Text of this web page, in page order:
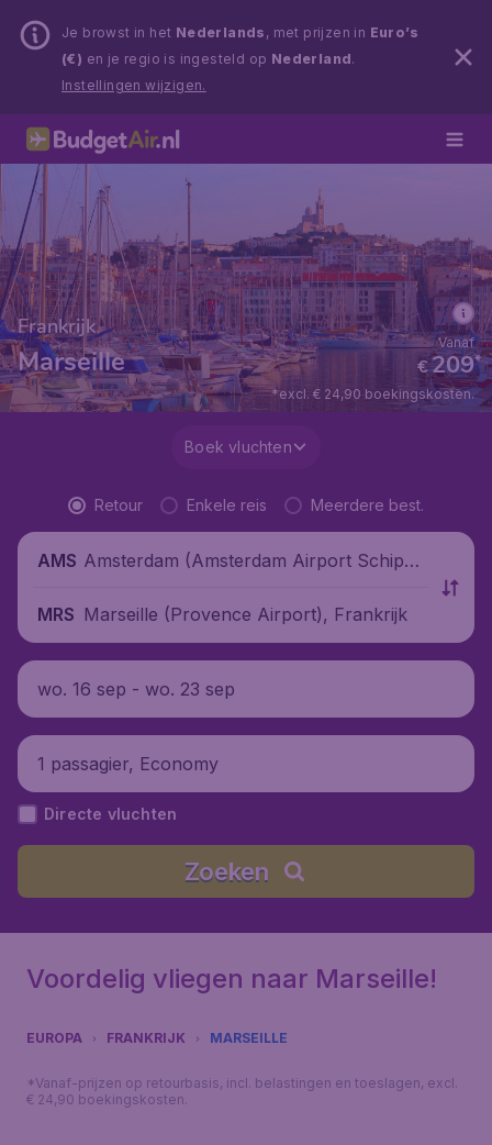
Je browst in het Nederlands , met prijzen in Euro’s
(€) en je regio is ingesteld op Nederland.
Instellingen wijzigen.
Frankrijk
Marseille €209*
Vanaf
*excl. € 24,90 boekingskosten.
Boek vluchten
Retour Enkele reis Meerdere best.
AMS Amsterdam (Amsterdam Airport Schipho
MRS Marseille (Provence Airport), Frankrijk
wo. 16 sep - wo. 23 sep
1 passagier, Economy
Directe vluchten
Zoeken
Voordelig vliegen naar Marseille!
EUROPA FRANKRIJK MARSEILLE
*Vanaf-prijzen op retourbasis, incl. belastingen en toeslagen, excl.
€ 24,90 boekingskosten.